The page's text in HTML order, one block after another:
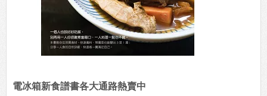
電冰箱新食譜書各大通路熱賣中